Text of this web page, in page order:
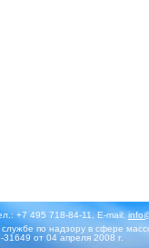
+7 495 718-84-11, E-mail:
по надзору в сфере
от 04 апреля 2008 г.